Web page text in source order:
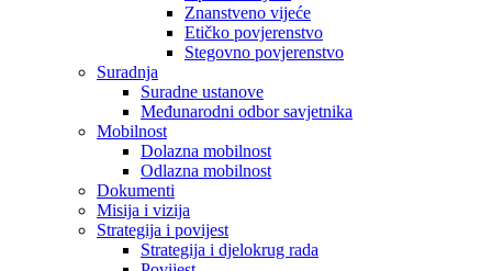
Znanstveno vijeće
Etičko povjerenstvo
Stegovno povjerenstvo
Suradnja
Suradne ustanove
Međunarodni odbor savjetnika
Mobilnost
Dolazna mobilnost
Odlazna mobilnost
Dokumenti
Misija i vizija
Strategija i povijest
Strategija i djelokrug rada